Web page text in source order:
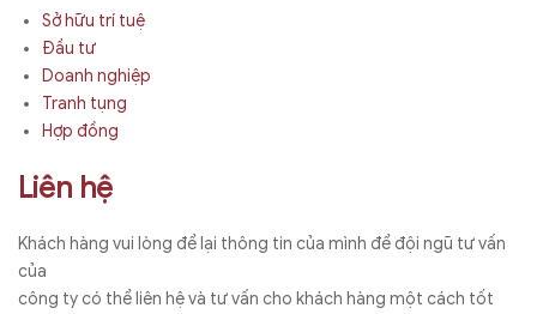
Sở hữu trí tuệ
Đầu tư
Doanh nghiệp
Tranh tụng
Hợp đồng
Liên hệ
Khách hàng vui lòng để lại thông tin của mình để đội ngũ tư vấn
của
công ty có thể liên hệ và tư vấn cho khách hàng một cách tốt